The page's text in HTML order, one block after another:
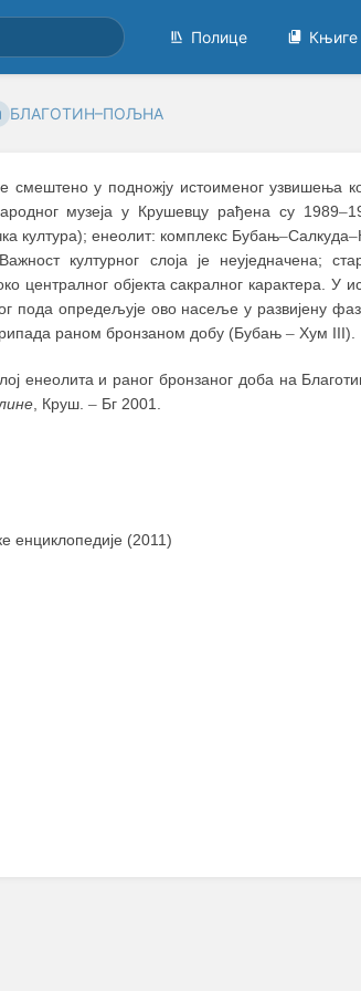
Полице Књиге
БЛАГОТИН–ПОЉНА
смештено у подножју истоименог узвишења
музеја у Крушевцу рађена су 1989–
култура); енеолит: комплекс Бубањ–Салкуда–
културног слоја је неуједначена;
централног објекта сакралног карактера. У
пода опредељује ово насеље у развијену
раном бронзаном добу (Бубањ – Хум III).
енеолита и раног бронзаног доба на
, Круш. – Бг 2001.
енциклопедије (2011)